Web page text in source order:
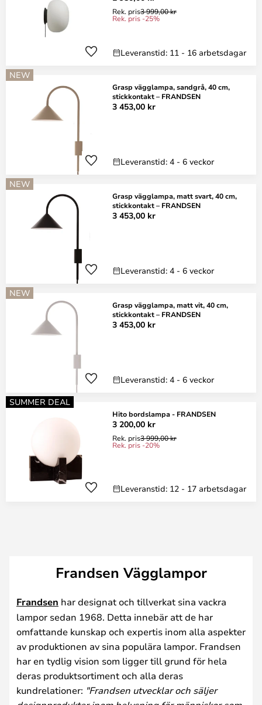
Rek. pris3 999,00 kr
Rek. pris -25%
Leveranstid: 11 - 16 arbetsdagar
NEW
Grasp vägglampa, sandgrå, 40 cm,
stickkontakt – FRANDSEN
3 453,00 kr
Leveranstid: 4 - 6 veckor
NEW
Grasp vägglampa, matt svart, 40 cm,
stickkontakt – FRANDSEN
3 453,00 kr
Leveranstid: 4 - 6 veckor
NEW
Grasp vägglampa, matt vit, 40 cm,
stickkontakt – FRANDSEN
3 453,00 kr
Leveranstid: 4 - 6 veckor
SUMMER DEAL
Hito bordslampa - FRANDSEN
3 200,00 kr
Rek. pris3 999,00 kr
Rek. pris -20%
Leveranstid: 12 - 17 arbetsdagar
Frandsen Vägglampor
Frandsen har designat och tillverkat sina vackra
lampor sedan 1968. Detta innebär att de har
omfattande kunskap och expertis inom alla aspekter
av produktionen av sina populära lampor. Frandsen
har en tydlig vision som ligger till grund för hela
deras produktsortiment och alla deras
kundrelationer: "Frandsen utvecklar och säljer